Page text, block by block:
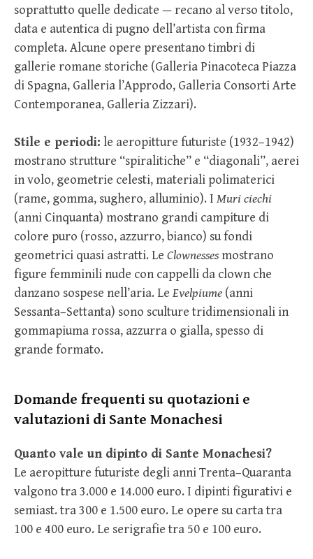
soprattutto quelle dedicate — recano al verso titolo,
data e autentica di pugno dell’artista con firma
completa. Alcune opere presentano timbri di
gallerie romane storiche (Galleria Pinacoteca Piazza
di Spagna, Galleria l’Approdo, Galleria Consorti Arte
Contemporanea, Galleria Zizzari).
Stile e periodi: le aeropitture futuriste (1932–1942)
mostrano strutture “spiralitiche” e “diagonali”, aerei
in volo, geometrie celesti, materiali polimaterici
(rame, gomma, sughero, alluminio). I Muri ciechi
(anni Cinquanta) mostrano grandi campiture di
colore puro (rosso, azzurro, bianco) su fondi
geometrici quasi astratti. Le Clownesses mostrano
figure femminili nude con cappelli da clown che
danzano sospese nell’aria. Le Evelpiume (anni
Sessanta–Settanta) sono sculture tridimensionali in
gommapiuma rossa, azzurra o gialla, spesso di
grande formato.
Domande frequenti su quotazioni e
valutazioni di Sante Monachesi
Quanto vale un dipinto di Sante Monachesi?
Le aeropitture futuriste degli anni Trenta–Quaranta
valgono tra 3.000 e 14.000 euro. I dipinti figurativi e
semiast. tra 300 e 1.500 euro. Le opere su carta tra
100 e 400 euro. Le serigrafie tra 50 e 100 euro.